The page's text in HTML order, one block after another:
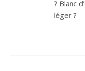
? Blanc
léger ?